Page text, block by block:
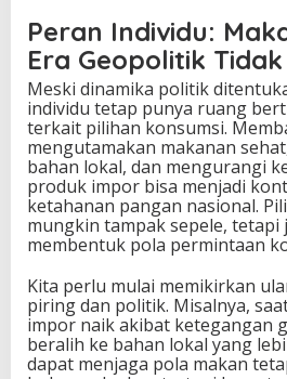
Peran Individu:
Era Geopolitik
Meski dinamika politik
individu tetap punya ruang
terkait pilihan konsumsi.
mengutamakan makanan
bahan lokal, dan mengurangi
produk impor bisa menjadi
ketahanan pangan nasional.
mungkin tampak sepele,
membentuk pola permintaan
Kita perlu mulai memikirkan
piring dan politik. Misalnya,
impor naik akibat ketegangan
beralih ke bahan lokal yang
dapat menjaga pola makan